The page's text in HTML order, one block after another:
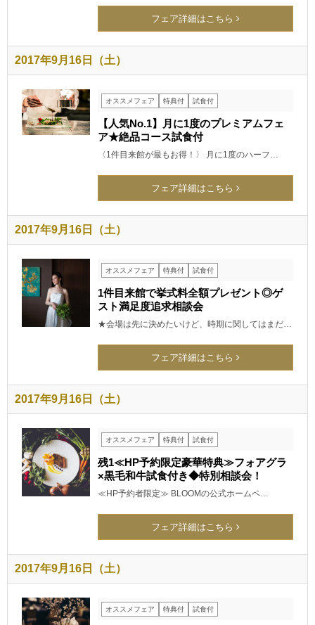
フェア詳細はこちら
2017年9月16日（土）
オススメフェア 特典付 試食付
【人気No.1】月に1度のプレミアムフェ
ア★絶品コース試食付
〈1件目来館が最もお得！〉 月に1度のハーフ…
フェア詳細はこちら
2017年9月16日（土）
オススメフェア 特典付 試食付
1件目来館で挙式料全額プレゼント◎ゲ
スト満足度追求相談会
★会場は先に決めたいけど、時期に関してはまだ…
フェア詳細はこちら
2017年9月16日（土）
オススメフェア 特典付 試食付
残1≪HP予約限定豪華特典≫フォアグラ
×黒毛和牛試食付き◆特別相談会！
≪HP予約者限定≫ BLOOMの公式ホームペ…
フェア詳細はこちら
2017年9月16日（土）
オススメフェア 特典付 試食付